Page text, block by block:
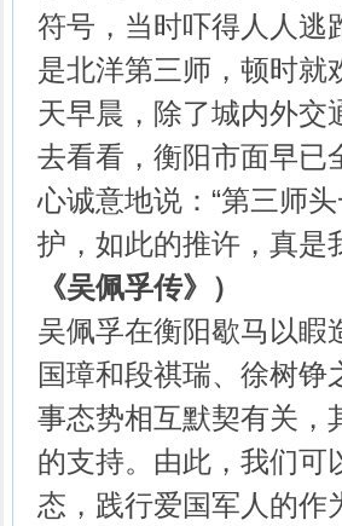
符号，当时吓得人人逃
是北洋第三师，顿时就
天早晨，除了城内外交
去看看，衡阳市面早已
心诚意地说：“第三师
护，如此的推许，真是
《吴佩孚传》 ）
吴佩孚在衡阳歇马以睱
国璋和段祺瑞、徐树
事态势相互默契有关，
的支持。由此，我们可
态，践行爱国军人的作